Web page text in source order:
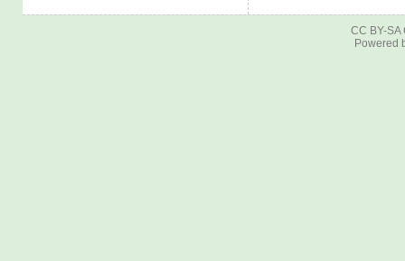
CC BY-SA
Powered